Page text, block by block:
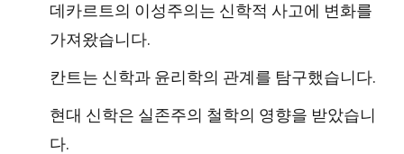
데카르트의 이성주의는 신학적 사고에 변화를
가져왔습니다.
칸트는 신학과 윤리학의 관계를 탐구했습니다.
현대 신학은 실존주의 철학의 영향을 받았습니
다.